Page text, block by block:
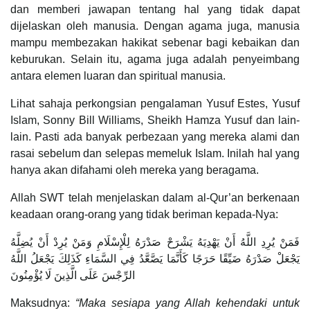
dan memberi jawapan tentang hal yang tidak dapat
dijelaskan oleh manusia. Dengan agama juga, manusia
mampu membezakan hakikat sebenar bagi kebaikan dan
keburukan. Selain itu, agama juga adalah penyeimbang
antara elemen luaran dan spiritual manusia.
Lihat sahaja perkongsian pengalaman Yusuf Estes, Yusuf
Islam, Sonny Bill Williams, Sheikh Hamza Yusuf dan lain-
lain. Pasti ada banyak perbezaan yang mereka alami dan
rasai sebelum dan selepas memeluk Islam. Inilah hal yang
hanya akan difahami oleh mereka yang beragama.
Allah SWT telah menjelaskan dalam al-Qur’an berkenaan
keadaan orang-orang yang tidak beriman kepada-Nya:
فَمَنْ يُرِدِ اللَّهُ أَنْ يَهْدِيَهُ يَشْرَحْ صَدْرَهُ لِلْإِسْلَامِ وَمَنْ يُرِدْ أَنْ يُضِلَّهُ
يَجْعَلْ صَدْرَهُ ضَيِّقًا حَرَجًا كَأَنَّمَا يَصَّعَّدُ فِي السَّمَاءِ كَذَلِكَ يَجْعَلُ اللَّهُ
الرِّجْسَ عَلَى الَّذِينَ لَا يُؤْمِنُونَ
Maksudnya: “Maka sesiapa yang Allah kehendaki untuk